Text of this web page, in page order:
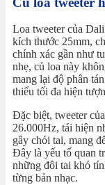
Loa tweeter của
kích thước 25mm,
chính xác gần như
nhẹ, củ loa này
mang lại độ phân
thiểu tối đa hiện
Đặc biệt, tweeter
26.000Hz, tái hiện
gây chói tai, mang
Đây là yếu tố quan
những đôi tai khó
từng bản nhạc.